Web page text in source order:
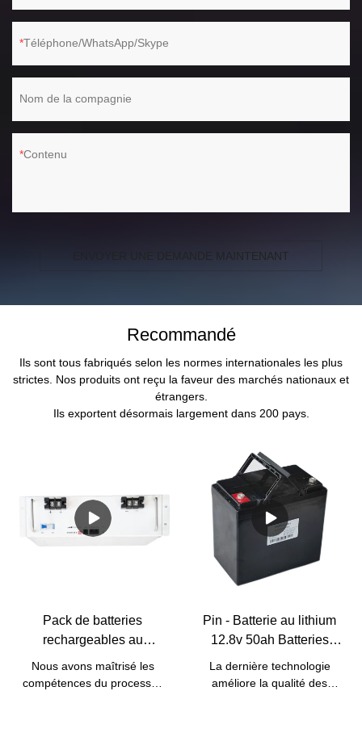
Téléphone/WhatsApp/Skype
Nom de la compagnie
Contenu
ENVOYER UNE DEMANDE MAINTENANT
Recommandé
Ils sont tous fabriqués selon les normes internationales les plus
strictes. Nos produits ont reçu la faveur des marchés nationaux et
étrangers.
Ils exportent désormais largement dans 200 pays.
Pack de batteries
rechargeables au
lithium-ion Lifepo4 5 kW
10 kW 48 V avec BMS
Nous avons maîtrisé les
compétences du processus
Pin - Batterie au lithium
12.8v 50ah Batteries
Lifepo4 pour batterie de
remplacement au plomb
La dernière technologie
améliore la qualité des